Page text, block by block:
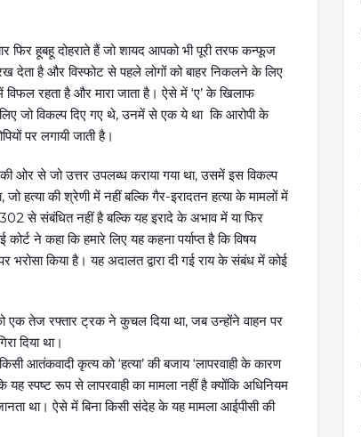
फिर हूबहू दोहराते हैं जो शायद आपको भी पूरी तरफ कन्फूज
है और विस्फोट से पहले लोगों को बाहर निकलने के लिए
विफल रहता है और मारा जाता है। ऐसे में ‘ए’ के खिलाफ
जो विकल्प दिए गए थे, उनमें से एक ये था कि आरोपी के
पर लगायी जाती है।
ओर से जो उत्तर उपलब्ध कराया गया था, उसमें इस विकल्प
हत्या की श्रेणी में नहीं बल्कि गैर-इरादतन हत्या के मामलों में
302 से संबंधित नहीं है बल्कि यह इरादे के अभाव में या फिर
ने कहा कि हमारे लिए यह कहना पर्याप्त है कि विषय
किया है। यह अदालत द्वारा दी गई राय के संबंध में कोई
एक तेज रफ्तार ट्रक ने कुचल दिया था, जब उन्होंने वाहन पर
दिया था।
आतंकवादी कृत्य को ‘हत्या’ की बजाय ‘लापरवाही के कारण
स्पष्ट रूप से लापरवाही का मामला नहीं है क्योंकि अधिनियम
जानता था। ऐसे में बिना किसी संदेह के यह मामला आईपीसी की